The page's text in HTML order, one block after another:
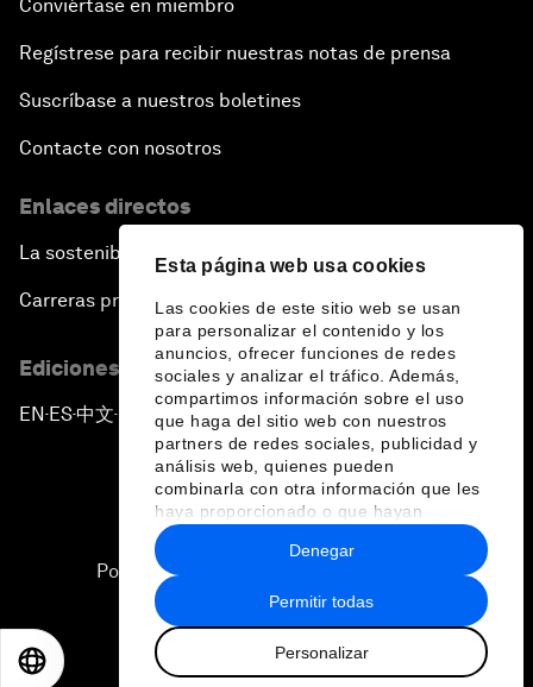
Esta página web usa cookies
Las cookies de este sitio web se usan
para personalizar el contenido y los
anuncios, ofrecer funciones de redes
sociales y analizar el tráfico. Además,
compartimos información sobre el uso
que haga del sitio web con nuestros
partners de redes sociales, publicidad y
análisis web, quienes pueden
combinarla con otra información que les
haya proporcionado o que hayan
recopilado a partir del uso que haya
hecho de sus servicios.
Permitir todas
Personalizar
Denegar
Conviértase en miembro
Regístrese para recibir nuestras notas de prensa
Suscríbase a nuestros boletines
Contacte con nosotros
Enlaces directos
La sostenibilidad en el Foro
Carreras profesionales
Ediciones en otros idiomas
EN ▪ ES▪中文▪ 日本語
Política de privacidad y normas de uso
2026 Foro Económico Mundial